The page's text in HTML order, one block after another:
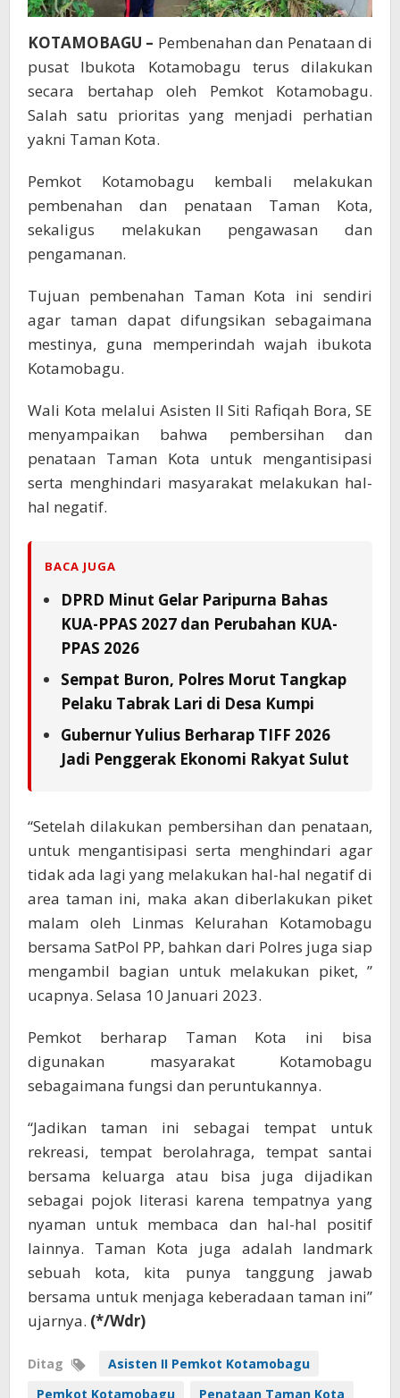
KOTAMOBAGU – Pembenahan dan Penataan di
pusat Ibukota Kotamobagu terus dilakukan
secara bertahap oleh Pemkot Kotamobagu.
Salah satu prioritas yang menjadi perhatian
yakni Taman Kota.
Pemkot Kotamobagu kembali melakukan
pembenahan dan penataan Taman Kota,
sekaligus melakukan pengawasan dan
pengamanan.
Tujuan pembenahan Taman Kota ini sendiri
agar taman dapat difungsikan sebagaimana
mestinya, guna memperindah wajah ibukota
Kotamobagu.
Wali Kota melalui Asisten II Siti Rafiqah Bora, SE
menyampaikan bahwa pembersihan dan
penataan Taman Kota untuk mengantisipasi
serta menghindari masyarakat melakukan hal-
hal negatif.
BACA JUGA
DPRD Minut Gelar Paripurna Bahas
KUA-PPAS 2027 dan Perubahan KUA-
PPAS 2026
Sempat Buron, Polres Morut Tangkap
Pelaku Tabrak Lari di Desa Kumpi
Gubernur Yulius Berharap TIFF 2026
Jadi Penggerak Ekonomi Rakyat Sulut
“Setelah dilakukan pembersihan dan penataan,
untuk mengantisipasi serta menghindari agar
tidak ada lagi yang melakukan hal-hal negatif di
area taman ini, maka akan diberlakukan piket
malam oleh Linmas Kelurahan Kotamobagu
bersama SatPol PP, bahkan dari Polres juga siap
mengambil bagian untuk melakukan piket, ”
ucapnya. Selasa 10 Januari 2023.
Pemkot berharap Taman Kota ini bisa
digunakan masyarakat Kotamobagu
sebagaimana fungsi dan peruntukannya.
“Jadikan taman ini sebagai tempat untuk
rekreasi, tempat berolahraga, tempat santai
bersama keluarga atau bisa juga dijadikan
sebagai pojok literasi karena tempatnya yang
nyaman untuk membaca dan hal-hal positif
lainnya. Taman Kota juga adalah landmark
sebuah kota, kita punya tanggung jawab
bersama untuk menjaga keberadaan taman ini”
ujarnya. (*/Wdr)
Ditag
Asisten II Pemkot Kotamobagu
Pemkot Kotamobagu
Penataan Taman Kota